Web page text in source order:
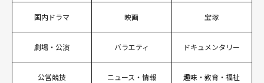
国内ドラマ 映画 宝塚
劇場・公演 バラエティ ドキュメンタリー
公営競技 ニュース・情報 趣味・教育・福祉